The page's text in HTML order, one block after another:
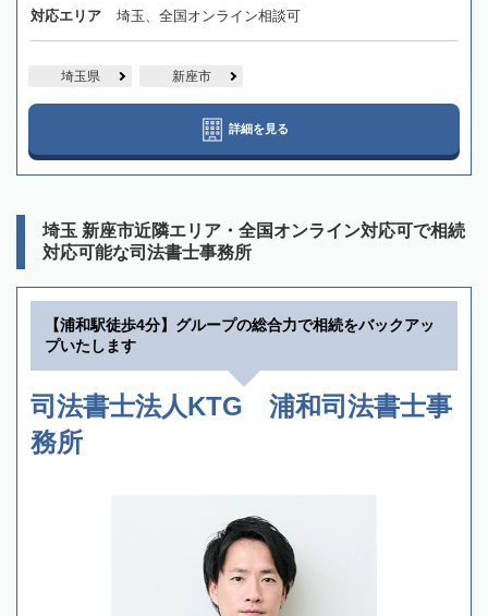
対応エリア 埼玉、全国オンライン相談可
埼玉県 新座市
詳細を見る
埼玉 新座市近隣エリア・全国オンライン対応可で相続
対応可能な司法書士事務所
【浦和駅徒歩4分】グループの総合力で相続をバックアッ
プいたします
司法書士法人KTG 浦和司法書士事
務所